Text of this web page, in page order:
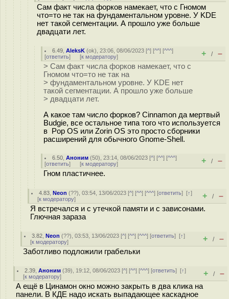
Сам факт числа форков намекает, что с Гномом
что=то не так на фундаментальном уровне. У KDE
нет такой сегментации. А прошло уже больше
двадцати лет.
6.49 ,AleksK (ok), 23:06, 08/06/2023 [^] [^^] [^^^]
[ответить] [к модератору] + / –
> Сам факт числа форков намекает, что с
Гномом что=то не так на
> фундаментальном уровне. У KDE нет
такой сегментации. А прошло уже больше
> двадцати лет.
А какое там число форков? Cinnamon да мертвый
Budgie, все остальное типа того что используется
в Pop OS или Zorin OS это просто сборники
расширений для обычного Gnome-Shell.
6.50 ,Аноним (50), 23:14, 08/06/2023 [^] [^^] [^^^]
[ответить] [к модератору] + / –
Гном пластичнее.
4.83 ,Neon (??), 03:54, 13/06/2023 [^] [^^] [^^^] [ответить][↑]
[к модератору] + / –
Я встречался и с утечкой памяти и с зависонами.
Глючная зараза
3.82 ,Neon (??), 03:53, 13/06/2023 [^] [^^] [^^^] [ответить][↑]
[к модератору] + / –
Заботливо подложили грабельки
2.39 ,Аноним (39), 19:12, 08/06/2023 [^] [^^] [^^^] [ответить][↑]
[к модератору] + / –
А ещё в Цинамон окно можно закрыть в два клика на
панели. В КДЕ надо искать выпадающее каскадное